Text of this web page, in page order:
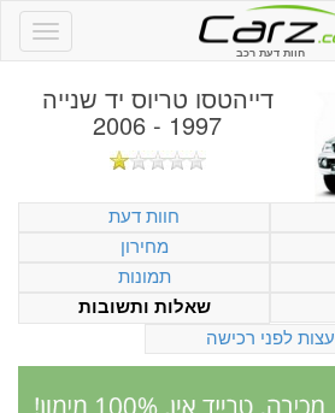
חוות דעת רכב
דייהטסו טריוס יד שנייה
1997 - 2006
חוות דעת
מחירון
תמונות
שאלות ותשובות
עצות לפני רכישה